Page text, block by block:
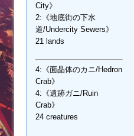
City》
2:《地底街の下水
道/Undercity Sewers》
21 lands
4:《面晶体のカニ/Hedron
Crab》
4:《遺跡ガニ/Ruin
Crab》
24 creatures